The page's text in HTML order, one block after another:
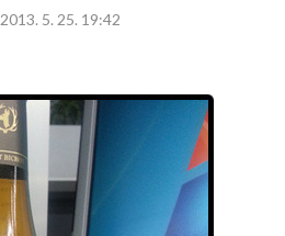
2013. 5. 25. 19:42